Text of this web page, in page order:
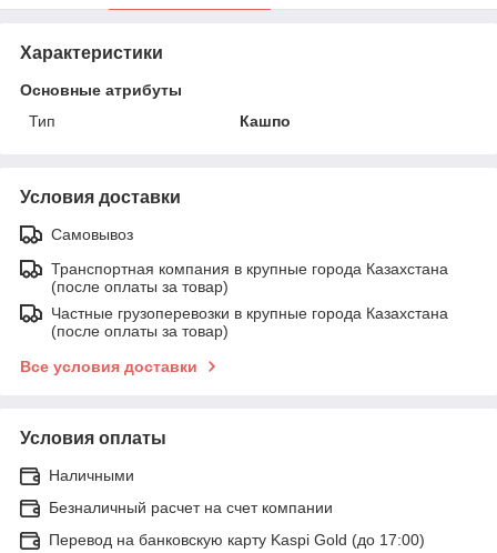
Характеристики
Основные атрибуты
Тип
Кашпо
Условия доставки
Самовывоз
Транспортная компания в крупные города Казахстана
(после оплаты за товар)
Частные грузоперевозки в крупные города Казахстана
(после оплаты за товар)
Все условия доставки
Условия оплаты
Наличными
Безналичный расчет на счет компании
Перевод на банковскую карту Kaspi Gold (до 17:00)